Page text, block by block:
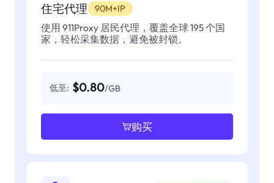
住宅代理 90M+IP
使用 911Proxy 居民代理，覆盖全球 195 个国
家，轻松采集数据，避免被封锁。
低至: $0.80/GB
购买